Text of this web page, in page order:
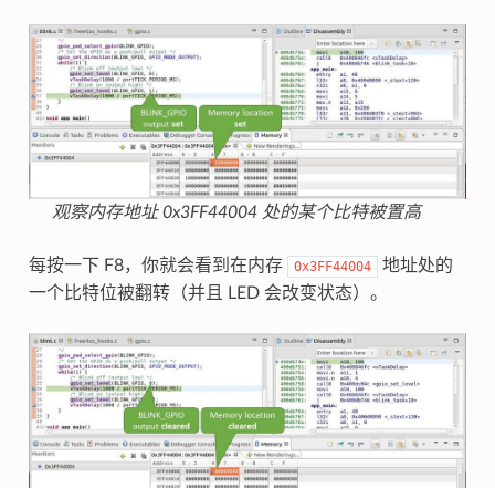
观察内存地址 0x3FF44004 处的某个比特被置高
每按一下 F8，你就会看到在内存 0x3FF44004
地址处的
一个比特位被翻转（并且 LED 会改变状态）。